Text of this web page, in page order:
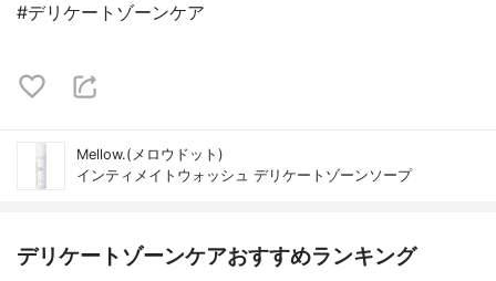
#デリケートゾーンケア
Mellow.(メロウドット)
インティメイトウォッシュ デリケートゾーンソープ
デリケートゾーンケアおすすめランキング